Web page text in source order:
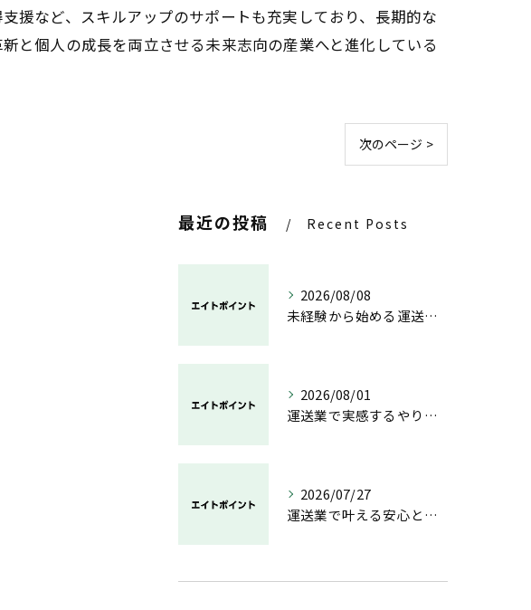
援など、スキルアップのサポートも充実しており、長期的な
と個人の成長を両立させる未来志向の産業へと進化している
次のページ >
最近の投稿 Recent Posts
2026/08/08
未経験から始める運送業の安心と成長の道
2026/08/01
運送業で実感するやりがいと成長の魅力
2026/07/27
運送業で叶える安心と成長のキャリア